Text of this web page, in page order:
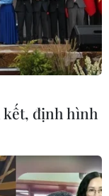
kết, định hình